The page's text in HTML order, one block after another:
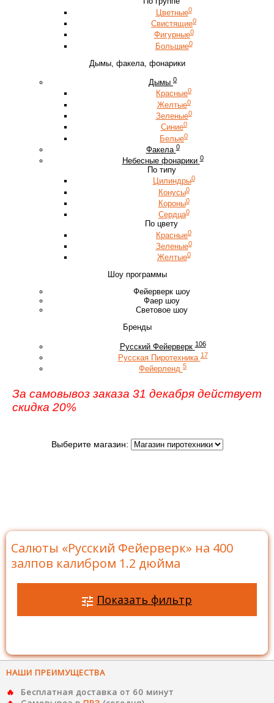
Цветные0
Свистящие0
Фигурные0
Большие0
Дымы, факела, фонарики
Дымы 0
Красные0
Желтые0
Зеленые0
Синие0
Белые0
Факела 0
Небесные фонарики 0
По типу
Цилиндры0
Конусы0
Короны0
Сердца0
По цвету
Красные0
Зеленые0
Желтые0
Шоу программы
Фейерверк шоу
Фаер шоу
Световое шоу
Бренды
Русский Фейерверк 106
Русская Пиротехника 17
Фейерленд 5
За самовывоз заказа 31 декабря действует
скидка 20%
Выберите магазин:
Салюты «Русский Фейерверк» на 400
залпов калибром 1.2 дюйма
Показать фильтр
НАШИ ПРЕИМУЩЕСТВА
Бесплатная доставка от 60 минут